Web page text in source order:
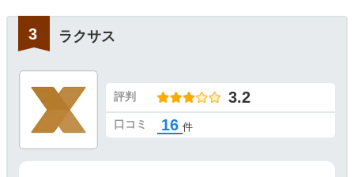
ラクサス
評判 3.2
口コミ 16 件